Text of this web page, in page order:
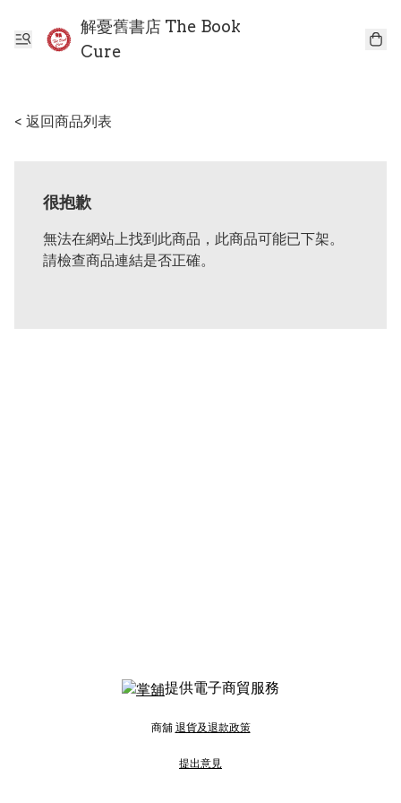
解憂舊書店 The Book
Cure
< 返回商品列表
很抱歉
無法在網站上找到此商品，此商品可能已下架。
請檢查商品連結是否正確。
提供電子商貿服務
商舖 退貨及退款政策
提出意見